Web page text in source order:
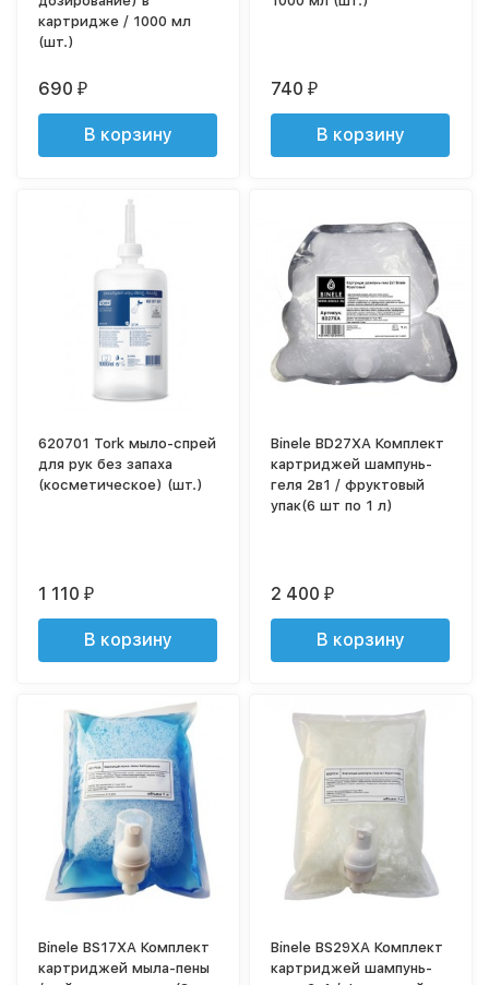
картридже / 1000 мл
(шт.)
690₽
В корзину
740₽
В корзину
620701 Tork мыло-спрей
для рук без запаха
(косметическое) (шт.)
1 110₽
В корзину
Binele BD27XA Комплект
картриджей шампунь-
геля 2в1 / фруктовый
упак(6 шт по 1 л)
2 400₽
В корзину
Binele BS17XA Комплект
картриджей мыла-пены
Binele BS29XA Комплект
картриджей шампунь-